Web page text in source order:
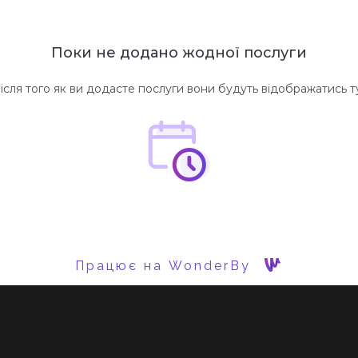
Поки не додано жодної послуги
того як ви додасте послуги вони будуть відображатись
Працює на WonderBy